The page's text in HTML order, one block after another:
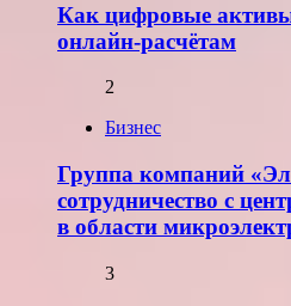
Как цифровые
онлайн-расчётам
2
Бизнес
Группа компаний
сотрудничество с
в области
3